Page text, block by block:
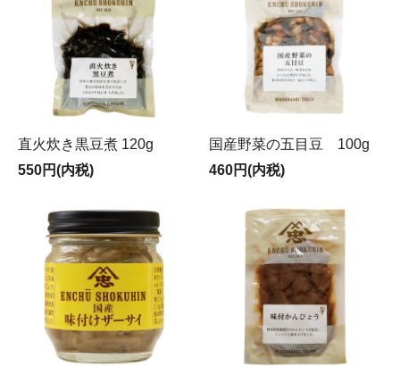
直火炊き黒豆煮 120g
550円(内税)
国産野菜の五目豆 100g
460円(内税)